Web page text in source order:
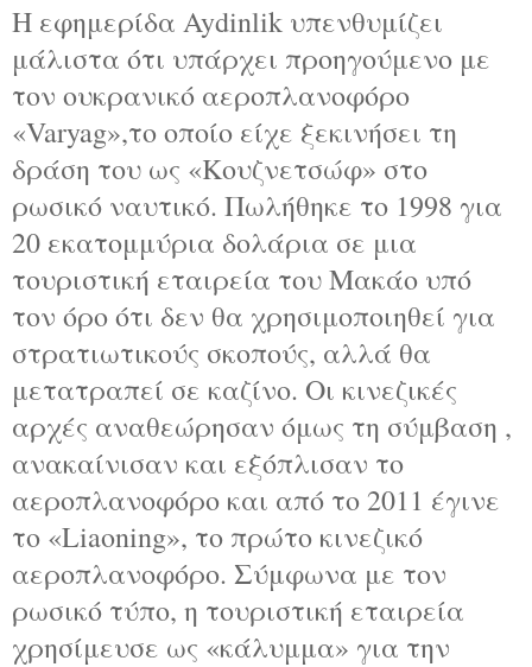
Η εφημερίδα Aydinlik υπενθυμίζει
μάλιστα ότι υπάρχει προηγούμενο με
τον ουκρανικό αεροπλανοφόρο
«Varyag»,το οποίο είχε ξεκινήσει τη
δράση του ως «Κουζνετσώφ» στο
ρωσικό ναυτικό. Πωλήθηκε το 1998 για
20 εκατομμύρια δολάρια σε μια
τουριστική εταιρεία του Μακάο υπό
τον όρο ότι δεν θα χρησιμοποιηθεί για
στρατιωτικούς σκοπούς, αλλά θα
μετατραπεί σε καζίνο. Οι κινεζικές
αρχές αναθεώρησαν όμως τη σύμβαση ,
ανακαίνισαν και εξόπλισαν το
αεροπλανοφόρο και από το 2011 έγινε
το «Liaoning», το πρώτο κινεζικό
αεροπλανοφόρο. Σύμφωνα με τον
ρωσικό τύπο, η τουριστική εταιρεία
χρησίμευσε ως «κάλυμμα» για την